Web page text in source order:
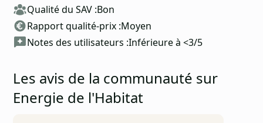
Qualité du SAV :Bon
Rapport qualité-prix :Moyen
Notes des utilisateurs :Inférieure à <3/5
Les avis de la communauté sur
Energie de l'Habitat